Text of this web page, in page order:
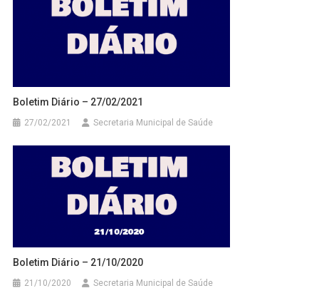
Boletim Diário – 27/02/2021
27/02/2021 Secretaria Municipal de Saúde
Boletim Diário – 21/10/2020
21/10/2020 Secretaria Municipal de Saúde